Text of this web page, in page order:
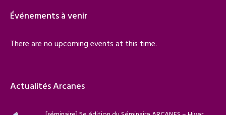
Événements à venir
There are no upcoming events at this time.
Actualités Arcanes